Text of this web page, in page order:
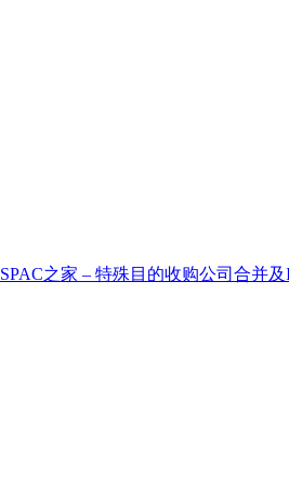
SPAC之家 – 特殊目的收购公司合并